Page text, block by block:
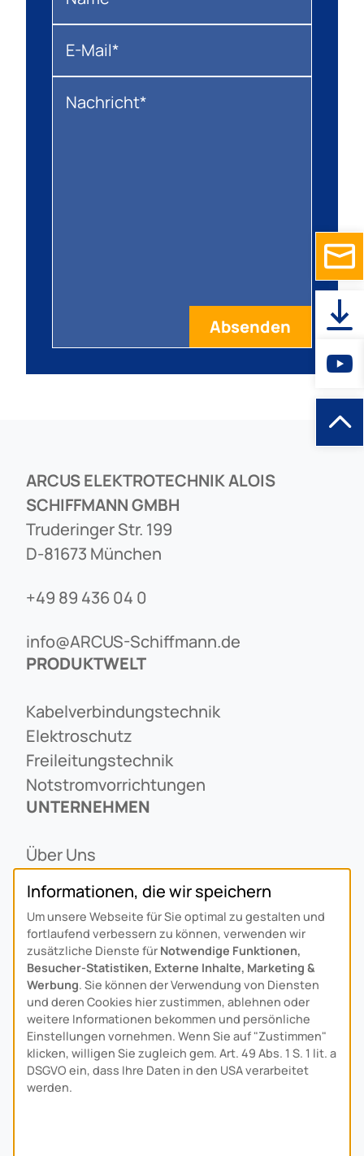
ARCUS ELEKTROTECHNIK ALOIS
SCHIFFMANN GMBH
Truderinger Str. 199
D-81673 München
+49 89 436 04 0
info@ARCUS-Schiffmann.de
PRODUKTWELT
Kabelverbindungstechnik
Elektroschutz
Freileitungstechnik
Notstromvorrichtungen
UNTERNEHMEN
Über Uns
Alois Schiffmann Stiftung
Allgemeine Lieferbedingungen
Arcus Niederlande: Bedrijfsgegevens
KONTAKT
Anfahrt
Kontaktformular
Kundenservice
Download-Center
Informationen, die wir speichern
Um unsere Webseite für Sie optimal zu gestalten und
fortlaufend verbessern zu können, verwenden wir
zusätzliche Dienste für Notwendige Funktionen,
Besucher-Statistiken, Externe Inhalte, Marketing &
Werbung. Sie können der Verwendung von Diensten
und deren Cookies hier zustimmen, ablehnen oder
weitere Informationen bekommen und persönliche
Einstellungen vornehmen. Wenn Sie auf "Zustimmen"
klicken, willigen Sie zugleich gem. Art. 49 Abs. 1 S. 1 lit. a
DSGVO ein, dass Ihre Daten in den USA verarbeitet
werden.